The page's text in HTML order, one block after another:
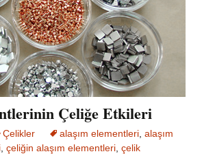
Çeliğe Etkileri
Çelikler alaşım elementleri alaşım
çeliğin alaşım elementleri çelik